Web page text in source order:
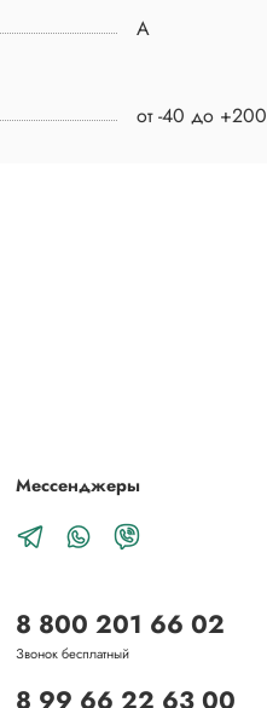
A
от -40 до +200
Мессенджеры
8 800 201 66 02
Звонок бесплатный
8 99 66 22 63 00